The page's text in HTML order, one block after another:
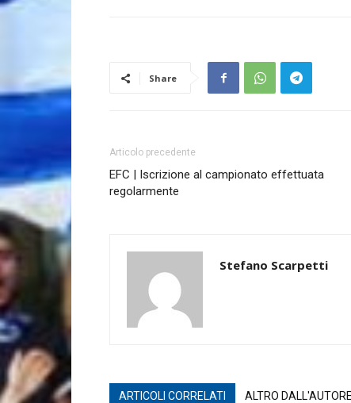
Share
Articolo precedente
EFC | Iscrizione al campionato effettuata
regolarmente
Stefano Scarpetti
ARTICOLI CORRELATI ALTRO DALL'AUTORE